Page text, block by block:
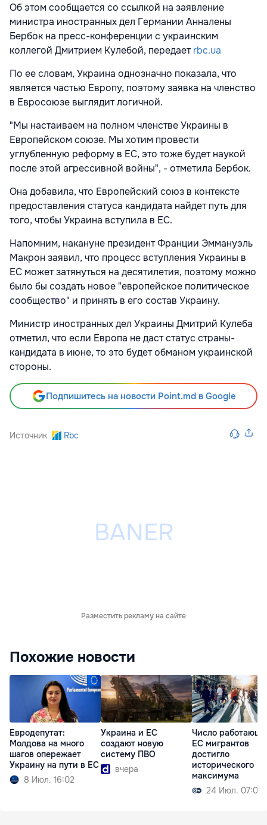
Об этом сообщается со ссылкой на заявление
министра иностранных дел Германии Анналены
Бербок на пресс-конференции с украинским
коллегой Дмитрием Кулебой, передаетrbc.ua
По ее словам, Украина однозначно показала, что
является частью Европу, поэтому заявка на членство
в Евросоюзе выглядит логичной.
"Мы настаиваем на полном членстве Украины в
Европейском союзе. Мы хотим провести
углубленную реформу в ЕС, это тоже будет наукой
после этой агрессивной войны", - отметила Бербок.
Она добавила, что Европейский союз в контексте
предоставления статуса кандидата найдет путь для
того, чтобы Украина вступила в ЕС.
Напомним, накануне президент Франции Эммануэль
Макрон заявил, что процесс вступления Украины в
ЕС может затянуться на десятилетия, поэтому можно
было бы создать новое "европейское политическое
сообщество" и принять в его состав Украину.
Министр иностранных дел Украины Дмитрий Кулеба
отметил, что если Европа не даст статус страны-
кандидата в июне, то это будет обманом украинской
стороны.
Подпишитесь на новости Point.md в Google
Источник Rbc
Разместить рекламу на сайте
Похожие новости
Евродепутат:
Молдова на много
шагов опережает
Украину на пути в ЕС
8 Июл. 16:02
Украина и ЕС
создают новую
систему ПВО
вчера
Число
ЕС мигрантов
достигло
исторического
максимума
24 Июл. 07:00